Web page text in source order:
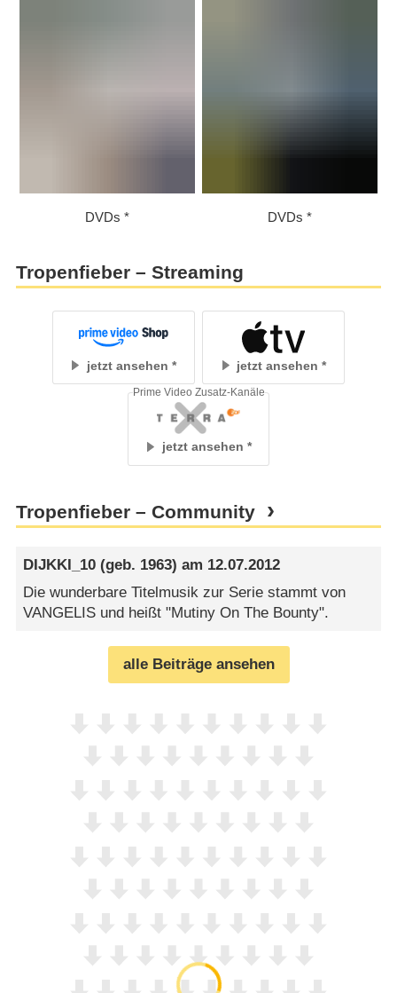
DVDs DVDs
Tropenfieber – Streaming
jetzt ansehen jetzt ansehen
jetzt ansehen
Prime Video Zusatz-Kanäle
Tropenfieber – Community
DIJKKI_10 (geb. 1963) am 12.07.2012
Die wunderbare Titelmusik zur Serie stammt von
VANGELIS und heißt "Mutiny On The Bounty".
alle Beiträge ansehen